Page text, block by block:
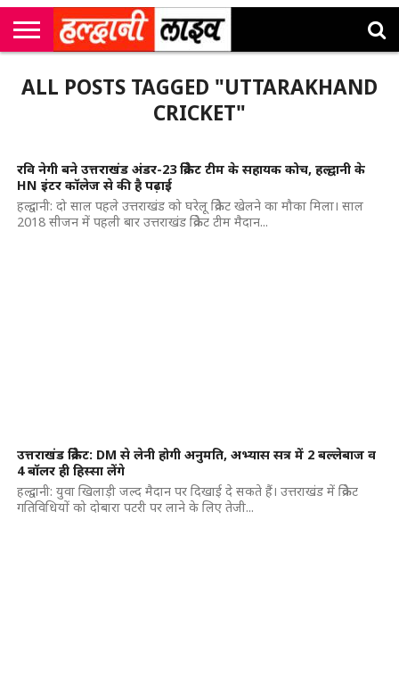
सी
एम
कॉर्नर
उत्तराखंड
न्यूज़
खेल
मनोरंजन
सम्पादकीय
जॉब
अलर्ट्स
ALL POSTS TAGGED "UTTARAKHAND
CRICKET"
रवि नेगी बने उत्तराखंड अंडर-23 क्रिकेट टीम के सहायक कोच, हल्द्वानी के
HN इंटर कॉलेज से की है पढ़ाई
हल्द्वानी: दो साल पहले उत्तराखंड को घरेलू क्रिकेट खेलने का मौका मिला। साल
2018 सीजन में पहली बार उत्तराखंड क्रिकेट टीम मैदान...
उत्तराखंड क्रिकेट: DM से लेनी होगी अनुमति, अभ्यास सत्र में 2 बल्लेबाज व
4 बॉलर ही हिस्सा लेंगे
हल्द्वानी: युवा खिलाड़ी जल्द मैदान पर दिखाई दे सकते हैं। उत्तराखंड में क्रिकेट
गतिविधियों को दोबारा पटरी पर लाने के लिए तेजी...